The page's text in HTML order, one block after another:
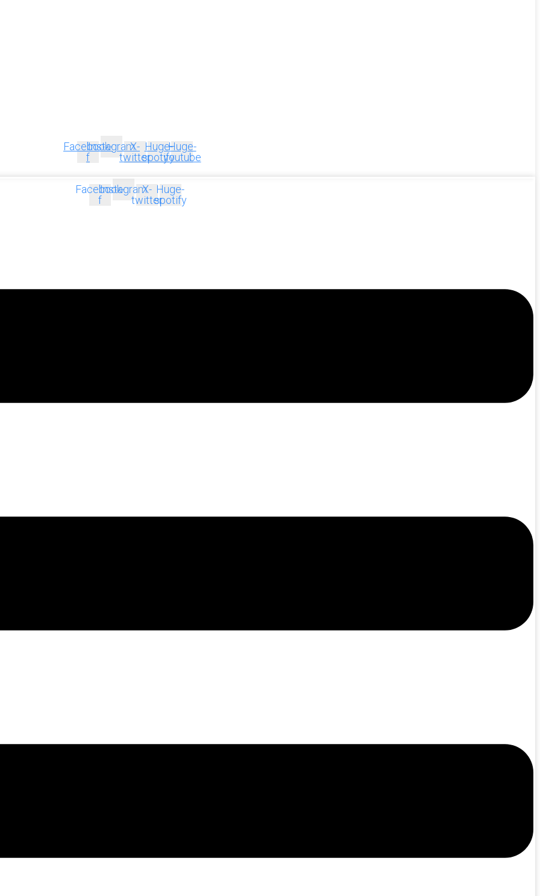
Facebook-
f
InstagramX-
twitter
Huge-
spotify
Huge-
youtube
Facebook-
f
InstagramX-
twitter
Huge-
spotify